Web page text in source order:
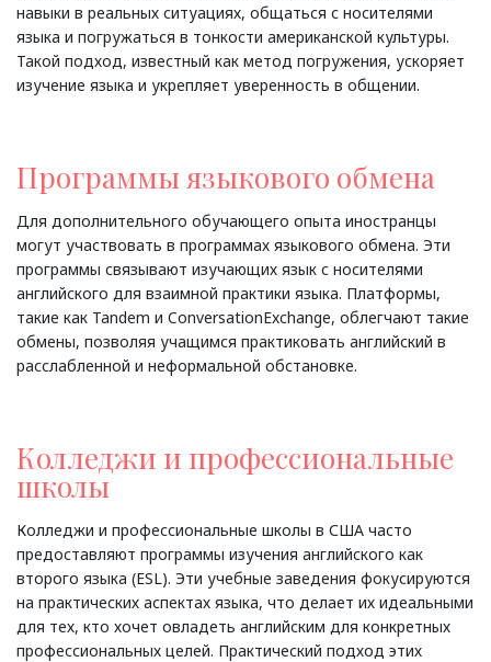
навыки в реальных ситуациях, общаться с носителями
языка и погружаться в тонкости американской культуры.
Такой подход, известный как метод погружения, ускоряет
изучение языка и укрепляет уверенность в общении.
Программы языкового обмена
Для дополнительного обучающего опыта иностранцы
могут участвовать в программах языкового обмена. Эти
программы связывают изучающих язык с носителями
английского для взаимной практики языка. Платформы,
такие как Tandem и ConversationExchange, облегчают такие
обмены, позволяя учащимся практиковать английский в
расслабленной и неформальной обстановке.
Колледжи и профессиональные
школы
Колледжи и профессиональные школы в США часто
предоставляют программы изучения английского как
второго языка (ESL). Эти учебные заведения фокусируются
на практических аспектах языка, что делает их идеальными
для тех, кто хочет овладеть английским для конкретных
профессиональных целей. Практический подход этих